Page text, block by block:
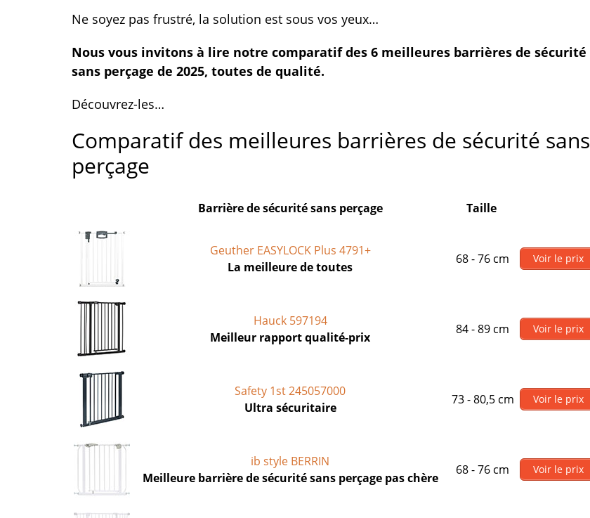
Ne soyez pas frustré, la solution est sous vos yeux…
Nous vous invitons à lire notre comparatif des 6 meilleures barrières de sécurité
sans perçage de 2025, toutes de qualité.
Découvrez-les…
Comparatif des meilleures barrières de sécurité sans
perçage
Barrière de sécurité sans perçage Taille
Geuther EASYLOCK Plus 4791+
La meilleure de toutes
68 - 76 cm Voir le prix
Hauck 597194
Meilleur rapport qualité-prix
84 - 89 cm Voir le prix
Safety 1st 245057000
Ultra sécuritaire
73 - 80,5 cm Voir le prix
ib style BERRIN
Meilleure barrière de sécurité sans perçage pas chère
68 - 76 cm Voir le prix